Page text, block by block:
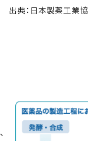
出典：日本製薬工業協